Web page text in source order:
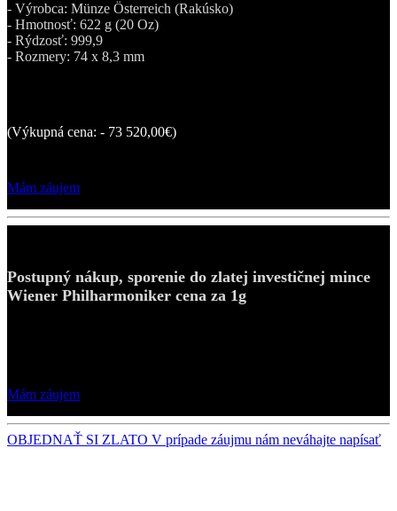
- Výrobca: Münze Österreich (Rakúsko)
- Hmotnosť: 622 g (20 Oz)
- Rýdzosť: 999,9
- Rozmery: 74 x 8,3 mm
(Výkupná cena: - 73 520,00€)
Mám záujem
Postupný nákup, sporenie do zlatej investičnej mince
Wiener Philharmoniker cena za 1g
Mám záujem
OBJEDNAŤ SI ZLATO V prípade záujmu nám neváhajte napísať